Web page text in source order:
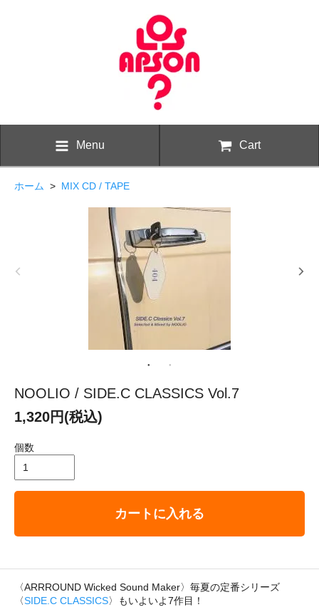
Menu Cart
ホーム > MIX CD / TAPE
NOOLIO / SIDE.C CLASSICS Vol.7
1,320円(税込)
個数
カートに入れる
〈ARRROUND Wicked Sound Maker〉毎夏の定番シリーズ
〈SIDE.C CLASSICS〉もいよいよ7作目！